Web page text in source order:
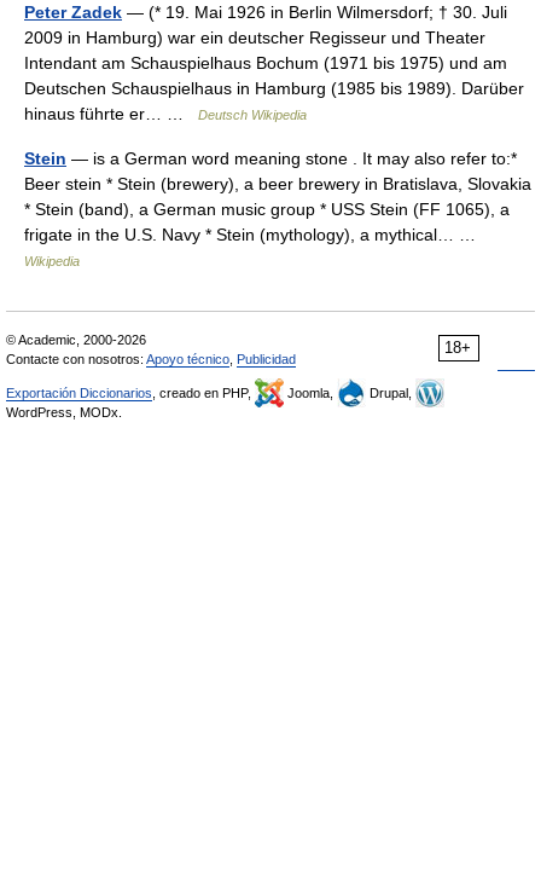
Peter Zadek — (* 19. Mai 1926 in Berlin Wilmersdorf; † 30. Juli
2009 in Hamburg) war ein deutscher Regisseur und Theater
Intendant am Schauspielhaus Bochum (1971 bis 1975) und am
Deutschen Schauspielhaus in Hamburg (1985 bis 1989). Darüber
hinaus führte er… …
Deutsch Wikipedia
Stein — is a German word meaning stone . It may also refer to:*
Beer stein * Stein (brewery), a beer brewery in Bratislava, Slovakia
* Stein (band), a German music group * USS Stein (FF 1065), a
frigate in the U.S. Navy * Stein (mythology), a mythical… …
Wikipedia
18+
© Academic, 2000-2026
Contacte con nosotros: Apoyo técnico Publicidad
Exportación Diccionarios , creado en PHP, Joomla,
Drupal,
WordPress, MODx.